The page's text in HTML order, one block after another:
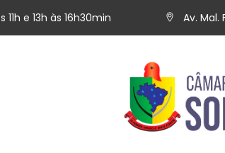
e 13h às 16h30min Av. Mal.